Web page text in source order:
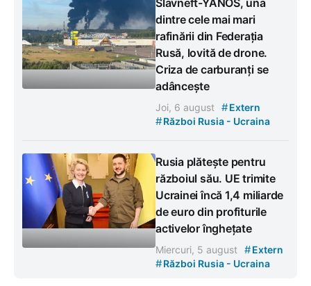
Slavneft-YANOS, una
dintre cele mai mari
rafinării din Federația
Rusă, lovită de drone.
Criza de carburanți se
adâncește
Joi, 6 august #Extern
#Război Rusia - Ucraina
Rusia plătește pentru
războiul său. UE trimite
Ucrainei încă 1,4 miliarde
de euro din profiturile
activelor înghețate
Miercuri, 5 august #Extern
#Război Rusia - Ucraina